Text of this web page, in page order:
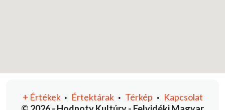
+ Értékek • Értektárak• Térkép • Kapcsolat